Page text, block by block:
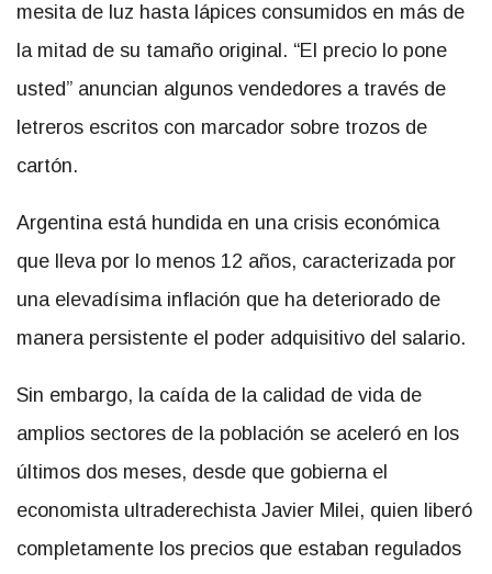
mesita de luz hasta lápices consumidos en más de
la mitad de su tamaño original. “El precio lo pone
usted” anuncian algunos vendedores a través de
letreros escritos con marcador sobre trozos de
cartón.
Argentina está hundida en una crisis económica
que lleva por lo menos 12 años, caracterizada por
una elevadísima inflación que ha deteriorado de
manera persistente el poder adquisitivo del salario.
Sin embargo, la caída de la calidad de vida de
amplios sectores de la población se aceleró en los
últimos dos meses, desde que gobierna el
economista ultraderechista Javier Milei, quien liberó
completamente los precios que estaban regulados